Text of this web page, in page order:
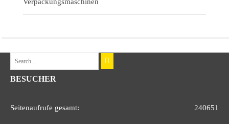
BESUCHER
240651
Seitenaufrufe gesamt: